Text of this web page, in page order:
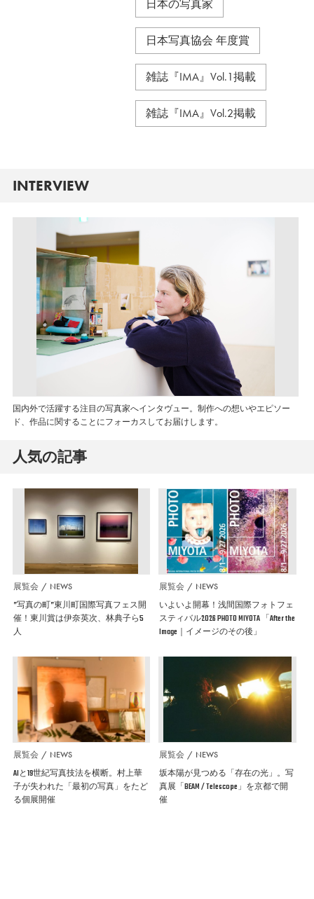
日本の写真家
日本写真協会 年度賞
雑誌『IMA』Vol.1掲載
雑誌『IMA』Vol.2掲載
INTERVIEW
国内外で活躍する注目の写真家へインタヴュー。制作への想いやエピソー
ド、作品に関することにフォーカスしてお届けします。
人気の記事
展覧会 NEWS
”写真の町”東川町国際写真フェス開
催！東川賞は伊奈英次、林典子ら5
人
展覧会 NEWS
いよいよ開幕！浅間国際フォトフェ
スティバル2026 PHOTO MIYOTA 「After the
Image｜イメージのその後」
展覧会 NEWS
AIと19世紀写真技法を横断。村上華
子が失われた「最初の写真」をたど
る個展開催
展覧会 NEWS
坂本陽が見つめる「存在の光」。写
真展「BEAM / Telescope」を京都で開
催